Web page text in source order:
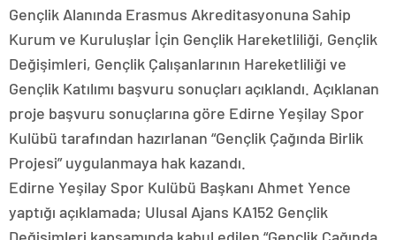
Gençlik Alanında Erasmus Akreditasyonuna Sahip
Kurum ve Kuruluşlar İçin Gençlik Hareketliliği, Gençlik
Değişimleri, Gençlik Çalışanlarının Hareketliliği ve
Gençlik Katılımı başvuru sonuçları açıklandı. Açıklanan
proje başvuru sonuçlarına göre Edirne Yeşilay Spor
Kulübü tarafından hazırlanan “Gençlik Çağında Birlik
Projesi” uygulanmaya hak kazandı.
Edirne Yeşilay Spor Kulübü Başkanı Ahmet Yence
yaptığı açıklamada; Ulusal Ajans KA152 Gençlik